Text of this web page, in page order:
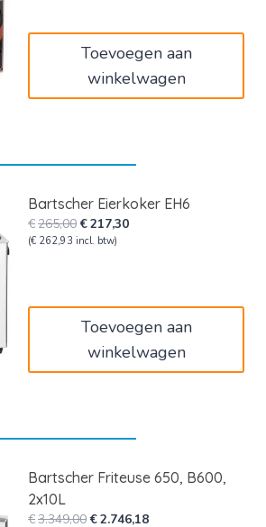
Toevoegen aan
winkelwagen
Bartscher Eierkoker EH6
€265,00Oorspronkelijke
prijs
€217,30Huidige
(€ 262,93 incl. btw)
Toevoegen aan
winkelwagen
Bartscher Friteuse 650, B600,
2x10L
€3.349,00Oorspronkelijke
€2.746,18Huidige